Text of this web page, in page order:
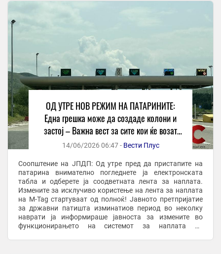
ОД УТРЕ НОВ РЕЖИМ НА ПАТАРИНИТЕ:
Една грешка може да создаде колони и
застој – Важна вест за сите кои ќе возат
преку автопатите!
14/06/2026 06:47 - Вести Плус
Соопштение на ЈПДП: Од утре пред да пристапите на
патарина внимателно погледнете ја електронската
табла и одберете ја соодветната лента за наплата.
Измените за исклучиво користење на лента за наплата
на М-Tag стартуваат од полноќ! Јавното претпријатие
за државни патишта изминатиов период во неколку
наврати ја информираше јавноста за измените во
функционирањето на системот за наплата на